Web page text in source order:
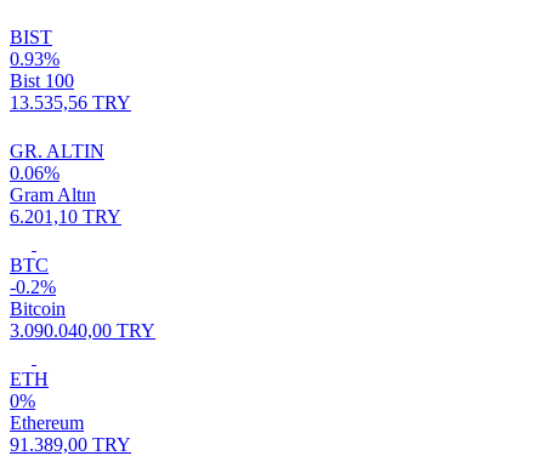
BIST
0.93%
Bist 100
13.535,56 TRY
GR. ALTIN
0.06%
Gram Altın
6.201,10 TRY
BTC
-0.2%
Bitcoin
3.090.040,00 TRY
ETH
0%
Ethereum
91.389,00 TRY